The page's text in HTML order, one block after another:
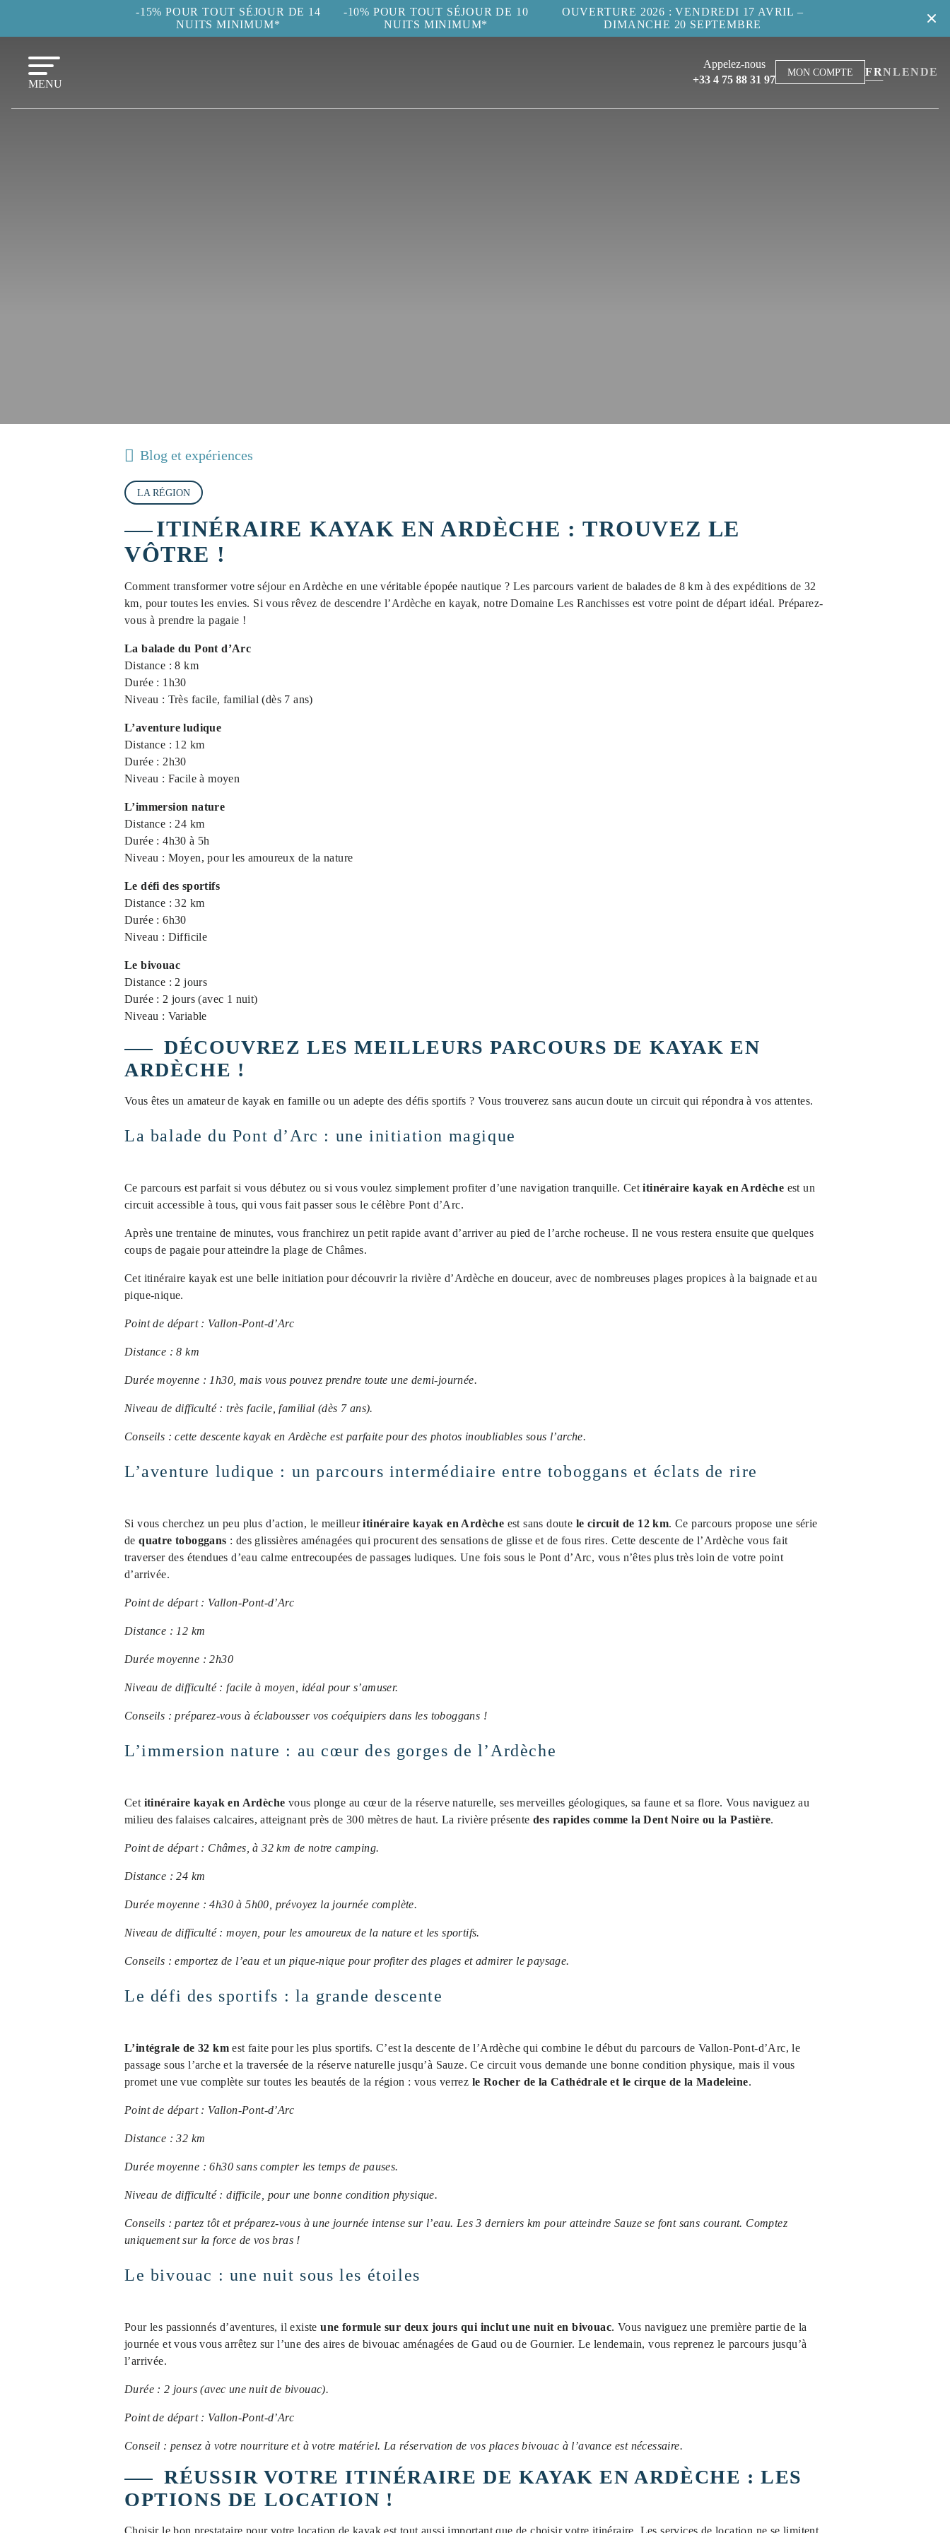
-15% POUR TOUT SÉJOUR DE 14
NUITS MINIMUM*
-10% POUR TOUT SÉJOUR DE 10
NUITS MINIMUM*
OUVERTURE 2026 : VENDREDI 17 AVRIL –
DIMANCHE 20 SEPTEMBRE
MENU
Appelez-nous
+33 4 75 88 31 97
MON COMPTE FR EN
NL DE
Blog et expériences
LA RÉGION
ITINÉRAIRE KAYAK EN ARDÈCHE : TROUVEZ LE
VÔTRE !
Comment transformer votre séjour en Ardèche en une véritable épopée nautique ? Les parcours varient de balades de 8 km à des expéditions de 32
km, pour toutes les envies. Si vous rêvez de descendre l’Ardèche en kayak, notre Domaine Les Ranchisses est votre point de départ idéal. Préparez-
vous à prendre la pagaie !
La balade du Pont d’Arc
Distance : 8 km
Durée : 1h30
Niveau : Très facile, familial (dès 7 ans)
L’aventure ludique
Distance : 12 km
Durée : 2h30
Niveau : Facile à moyen
L’immersion nature
Distance : 24 km
Durée : 4h30 à 5h
Niveau : Moyen, pour les amoureux de la nature
Le défi des sportifs
Distance : 32 km
Durée : 6h30
Niveau : Difficile
Le bivouac
Distance : 2 jours
Durée : 2 jours (avec 1 nuit)
Niveau : Variable
DÉCOUVREZ LES MEILLEURS PARCOURS DE KAYAK EN
ARDÈCHE !
Vous êtes un amateur de kayak en famille ou un adepte des défis sportifs ? Vous trouverez sans aucun doute un circuit qui répondra à vos attentes.
La balade du Pont d’Arc : une initiation magique
Ce parcours est parfait si vous débutez ou si vous voulez simplement profiter d’une navigation tranquille. Cetitinéraire kayak en Ardèche est un
circuit accessible à tous, qui vous fait passer sous le célèbre Pont d’Arc.
Après une trentaine de minutes, vous franchirez un petit rapide avant d’arriver au pied de l’arche rocheuse. Il ne vous restera ensuite que quelques
coups de pagaie pour atteindre la plage de Châmes.
Cet itinéraire kayak est une belle initiation pour découvrir la rivière d’Ardèche en douceur, avec de nombreuses plages propices à la baignade et au
pique-nique.
Point de départ : Vallon-Pont-d’Arc
Distance : 8 km
Durée moyenne : 1h30, mais vous pouvez prendre toute une demi-journée.
Niveau de difficulté : très facile, familial (dès 7 ans).
Conseils : cette descente kayak en Ardèche est parfaite pour des photos inoubliables sous l’arche.
L’aventure ludique : un parcours intermédiaire entre toboggans et éclats de rire
Si vous cherchez un peu plus d’action, le meilleuritinéraire kayak en Ardèche est sans doute le circuit de 12 km. Ce parcours propose une série
dequatre toboggans : des glissières aménagées qui procurent des sensations de glisse et de fous rires. Cette descente de l’Ardèche vous fait
traverser des étendues d’eau calme entrecoupées de passages ludiques. Une fois sous le Pont d’Arc, vous n’êtes plus très loin de votre point
d’arrivée.
Point de départ : Vallon-Pont-d’Arc
Distance : 12 km
Durée moyenne : 2h30
Niveau de difficulté : facile à moyen, idéal pour s’amuser.
Conseils : préparez-vous à éclabousser vos coéquipiers dans les toboggans !
L’immersion nature : au cœur des gorges de l’Ardèche
Cet itinéraire kayak en Ardèche vous plonge au cœur de la réserve naturelle, ses merveilles géologiques, sa faune et sa flore. Vous naviguez au
milieu des falaises calcaires, atteignant près de 300 mètres de haut. La rivière présente des rapides comme la Dent Noire ou la Pastière.
Point de départ : Châmes, à 32 km de notre camping.
Distance : 24 km
Durée moyenne : 4h30 à 5h00, prévoyez la journée complète.
Niveau de difficulté : moyen, pour les amoureux de la nature et les sportifs.
Conseils : emportez de l’eau et un pique-nique pour profiter des plages et admirer le paysage.
Le défi des sportifs : la grande descente
L’intégrale de 32 km est faite pour les plus sportifs. C’est la descente de l’Ardèche qui combine le début du parcours de Vallon-Pont-d’Arc, le
passage sous l’arche et la traversée de la réserve naturelle jusqu’à Sauze. Ce circuit vous demande une bonne condition physique, mais il vous
promet une vue complète sur toutes les beautés de la région : vous verrez le Rocher de la Cathédrale et le cirque de la Madeleine.
Point de départ : Vallon-Pont-d’Arc
Distance : 32 km
Durée moyenne : 6h30 sans compter les temps de pauses.
Niveau de difficulté : difficile, pour une bonne condition physique.
Conseils : partez tôt et préparez-vous à une journée intense sur l’eau. Les 3 derniers km pour atteindre Sauze se font sans courant. Comptez
uniquement sur la force de vos bras !
Le bivouac : une nuit sous les étoiles
Pour les passionnés d’aventures, il existeune formule sur deux jours qui inclut une nuit en bivouac. Vous naviguez une première partie de la
journée et vous vous arrêtez sur l’une des aires de bivouac aménagées de Gaud ou de Gournier. Le lendemain, vous reprenez le parcours jusqu’à
l’arrivée.
Durée : 2 jours (avec une nuit de bivouac).
Point de départ : Vallon-Pont-d’Arc
Conseil : pensez à votre nourriture et à votre matériel. La réservation de vos places bivouac à l’avance est nécessaire.
RÉUSSIR VOTRE ITINÉRAIRE DE KAYAK EN ARDÈCHE : LES
OPTIONS DE LOCATION !
Choisir le bon prestataire pour votre location de kayak est tout aussi important que de choisir votre itinéraire. Les services de location ne se limitent